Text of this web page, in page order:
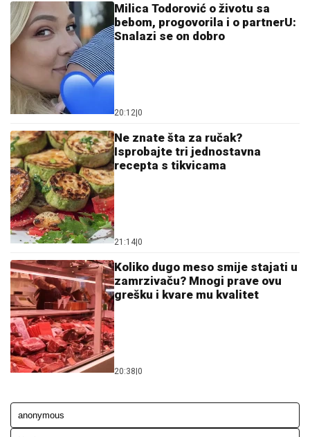
Milica Todorović o životu sa
bebom, progovorila i o partnerU:
Snalazi se on dobro
20:12|0
Ne znate šta za ručak?
Isprobajte tri jednostavna
recepta s tikvicama
21:14|0
Koliko dugo meso smije stajati u
zamrzivaču? Mnogi prave ovu
grešku i kvare mu kvalitet
20:38|0